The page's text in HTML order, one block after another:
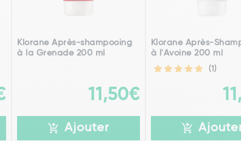
Klorane Après-shampooing
à la Grenade 200 ml
11,50€
Ajouter
Klorane Après-
à l'Avoine 200 ml
(1)